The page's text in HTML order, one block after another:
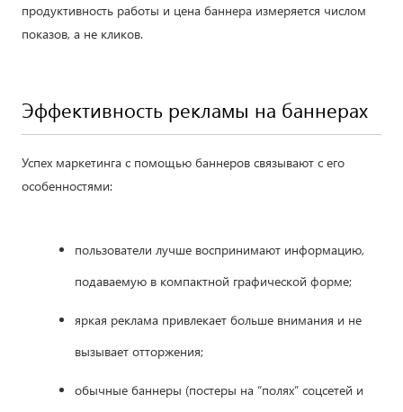
продуктивность работы и цена баннера измеряется числом
показов, а не кликов.
Эффективность рекламы на баннерах
Успех маркетинга с помощью баннеров связывают с его
особенностями:
пользователи лучше воспринимают информацию,
подаваемую в компактной графической форме;
яркая реклама привлекает больше внимания и не
вызывает отторжения;
обычные баннеры (постеры на “полях” соцсетей и